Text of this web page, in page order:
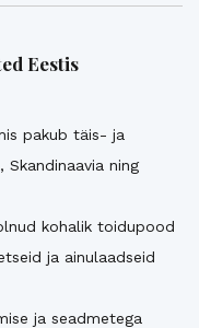
Eestis
pakub täis- ja
ning
kohalik toidupood
ja ainulaadseid
ja seadmetega